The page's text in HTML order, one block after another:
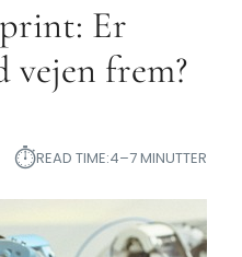
Er
frem?
⏱︎READ TIME:4–7 MINUTTER